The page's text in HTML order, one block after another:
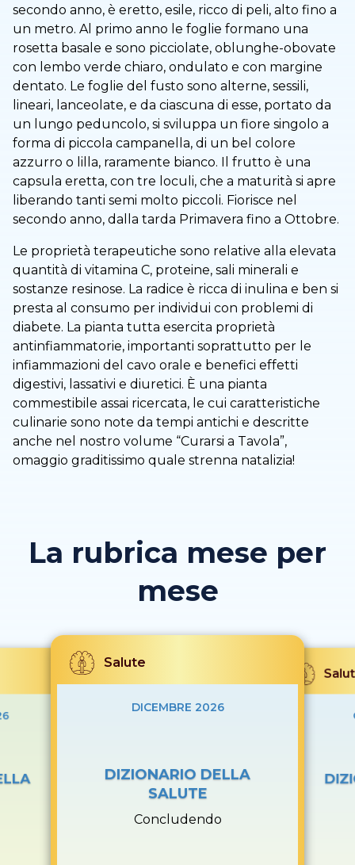
secondo anno, è eretto, esile, ricco di peli, alto fino a
un metro. Al primo anno le foglie formano una
rosetta basale e sono picciolate, oblunghe-obovate
con lembo verde chiaro, ondulato e con margine
dentato. Le foglie del fusto sono alterne, sessili,
lineari, lanceolate, e da ciascuna di esse, portato da
un lungo peduncolo, si sviluppa un fiore singolo a
forma di piccola campanella, di un bel colore
azzurro o lilla, raramente bianco. Il frutto è una
capsula eretta, con tre loculi, che a maturità si apre
liberando tanti semi molto piccoli. Fiorisce nel
secondo anno, dalla tarda Primavera fino a Ottobre.
Le proprietà terapeutiche sono relative alla elevata
quantità di vitamina C, proteine, sali minerali e
sostanze resinose. La radice è ricca di inulina e ben si
presta al consumo per individui con problemi di
diabete. La pianta tutta esercita proprietà
antinfiammatorie, importanti soprattutto per le
infiammazioni del cavo orale e benefici effetti
digestivi, lassativi e diuretici. È una pianta
commestibile assai ricercata, le cui caratteristiche
culinarie sono note da tempi antichi e descritte
anche nel nostro volume “Curarsi a Tavola”,
omaggio graditissimo quale strenna natalizia!
La rubrica mese per
mese
Salute
DICEMBRE 2026
DIZIONARIO DELLA
SALUTE
Concludendo